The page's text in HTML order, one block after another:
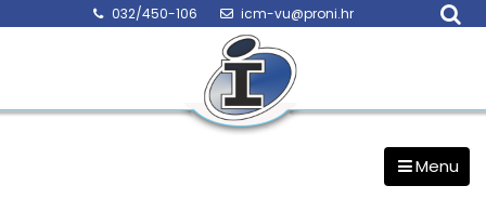
032/450-106 icm-vu@proni.hr
Menu